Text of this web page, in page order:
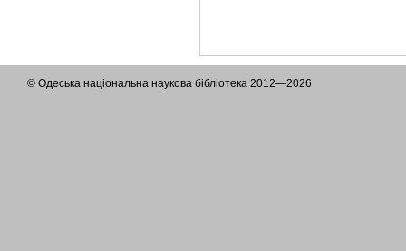
© Одеська національна наукова бібліотека 2012—2026